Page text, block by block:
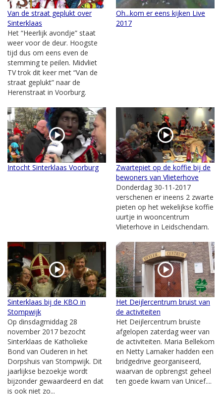
Van de straat geplukt over
Sinterklaas
Het “Heerlijk avondje” staat
weer voor de deur. Hoogste
tijd dus om eens even de
stemming te peilen. Midvliet
TV trok dit keer met “Van de
straat geplukt” naar de
Herenstraat in Voorburg.
Oh...kom er eens kijken Live
2017
Intocht Sinterklaas Voorburg
Zwartepiet op de koffie bij de
bewoners van Vlieterhove
Donderdag 30-11-2017
verschenen er ineens 2 zwarte
pieten op het wekelijkse koffie
uurtje in wooncentrum
Vlieterhove in Leidschendam.
Sinterklaas bij de KBO in
Stompwijk
Op dinsdagmiddag 28
november 2017 bezocht
Sinterklaas de Katholieke
Bond van Ouderen in het
Dorpshuis van Stompwijk. Dit
jaarlijkse bezoekje wordt
bijzonder gewaardeerd en dat
is ook niet zo...
Het Deijlercentrum bruist van
de activiteiten
Het Deijlercentrum bruiste
afgelopen zaterdag weer van
de activiteiten. Maria Bellekom
en Netty Lamaker hadden een
bridgedrive georganiseerd,
waarvan de opbrengst geheel
ten goede kwam van Unicef....